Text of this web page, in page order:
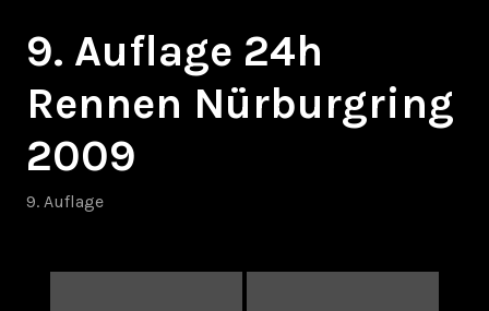
9. Auflage 24h
Rennen Nürburgring
2009
9. Auflage